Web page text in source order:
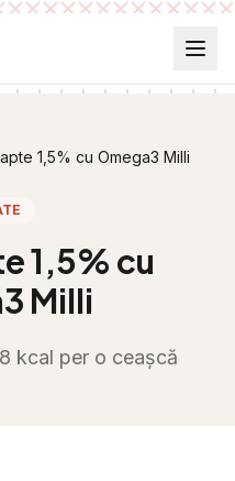
1,5% cu Omega3 Milli
1,5% cu
Milli
kcal per o ceașcă